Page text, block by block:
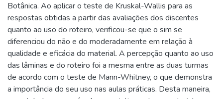
Botânica. Ao aplicar o teste de Kruskal-Wallis para as
respostas obtidas a partir das avaliações dos discentes
quanto ao uso do roteiro, verificou-se que o sim se
diferenciou do não e do moderadamente em relação à
qualidade e eficácia do material. A percepção quanto ao uso
das lâminas e do roteiro foi a mesma entre as duas turmas
de acordo com o teste de Mann-Whitney, o que demonstra
a importância do seu uso nas aulas práticas. Desta maneira,